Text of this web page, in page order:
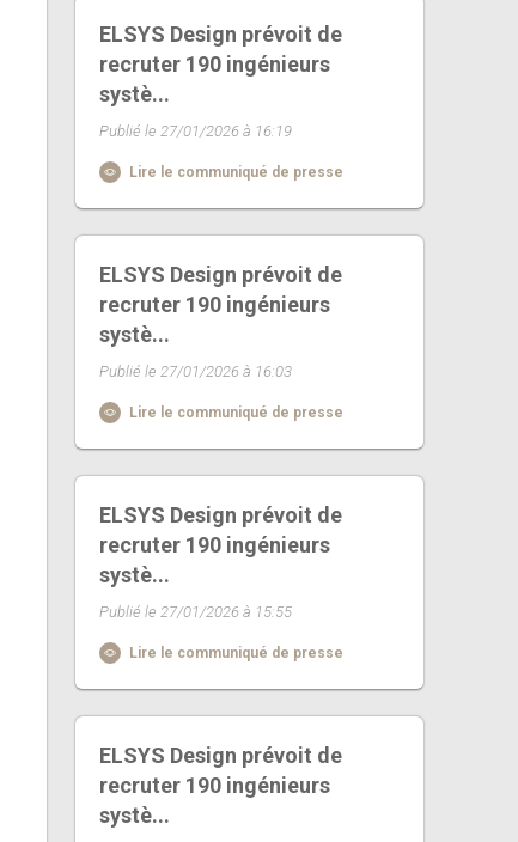
ELSYS Design prévoit de
recruter 190 ingénieurs
systè...
Publié le 27/01/2026 à 16:19
Lire le communiqué de presse
ELSYS Design prévoit de
recruter 190 ingénieurs
systè...
Publié le 27/01/2026 à 16:03
Lire le communiqué de presse
ELSYS Design prévoit de
recruter 190 ingénieurs
systè...
Publié le 27/01/2026 à 15:55
Lire le communiqué de presse
ELSYS Design prévoit de
recruter 190 ingénieurs
systè...